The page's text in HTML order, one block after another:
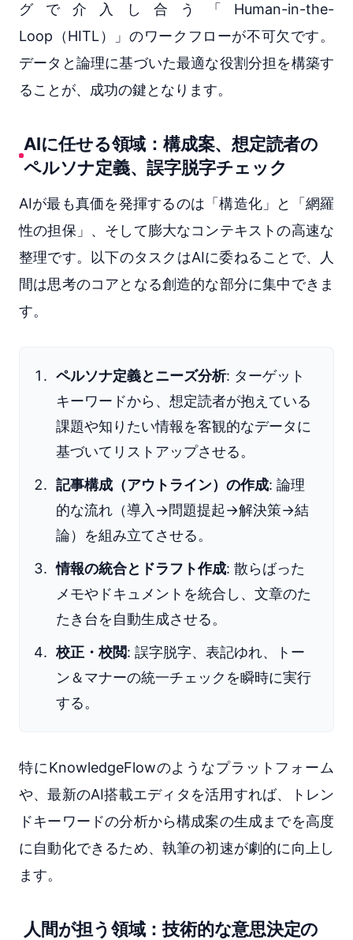
グで介入し合う「Human-in-the-
Loop（HITL）」のワークフローが不可欠です。
データと論理に基づいた最適な役割分担を構築す
ることが、成功の鍵となります。
AIに任せる領域：構成案、想定読者の
ペルソナ定義、誤字脱字チェック
AIが最も真価を発揮するのは「構造化」と「網羅
性の担保」、そして膨大なコンテキストの高速な
整理です。以下のタスクはAIに委ねることで、人
間は思考のコアとなる創造的な部分に集中できま
す。
ペルソナ定義とニーズ分析: ターゲット
キーワードから、想定読者が抱えている
課題や知りたい情報を客観的なデータに
基づいてリストアップさせる。
記事構成（アウトライン）の作成: 論理
的な流れ（導入→問題提起→解決策→結
論）を組み立てさせる。
情報の統合とドラフト作成: 散らばった
メモやドキュメントを統合し、文章のた
たき台を自動生成させる。
校正・校閲: 誤字脱字、表記ゆれ、トー
ン＆マナーの統一チェックを瞬時に実行
する。
特にKnowledgeFlowのようなプラットフォーム
や、最新のAI搭載エディタを活用すれば、トレン
ドキーワードの分析から構成案の生成までを高度
に自動化できるため、執筆の初速が劇的に向上し
ます。
人間が担う領域：技術的な意思決定の